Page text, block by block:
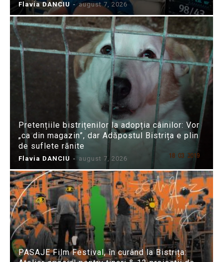
Flavia DANCIU - august 7, 2026
Pretențiile bistrițenilor la adopția câinilor: Vor
„ca din magazin”, dar Adăpostul Bistrița e plin
de suflete rănite
Flavia DANCIU - august 7, 2026
PASAJE Film Festival, în curând la Bistrița: